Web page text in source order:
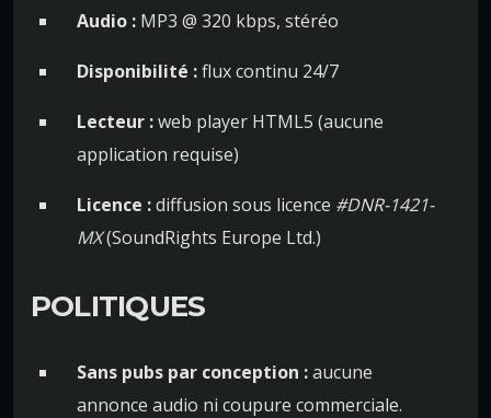
Audio : MP3 @ 320 kbps, stéréo
Disponibilité :flux continu 24/7
Lecteur :web player HTML5 (aucune
application requise)
Licence :diffusion sous licence #DNR-1421-
MX(SoundRights Europe Ltd.)
POLITIQUES
Sans pubs par conception :aucune
annonce audio ni coupure commerciale.